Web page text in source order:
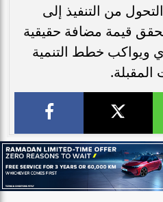
من التنفيذ إلى
يحقق قيمة مضافة حقيقية
ويواكب خطط التنمية
المقبلة.